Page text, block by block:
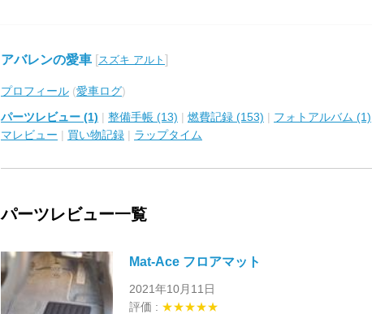
アバレンの愛車 [スズキ アルト ]
プロフィール (愛車ログ)
パーツレビュー (1) | 整備手帳 (13) | 燃費記録 (153) | フォトアルバム (1)
マレビュー | 買い物記録 | ラップタイム
パーツレビュー一覧
Mat-Ace フロアマット
2021年10月11日
評価 : ★★★★★